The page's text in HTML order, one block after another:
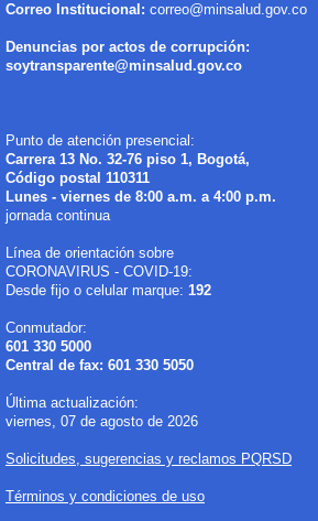
Correo Institucional: correo@minsalud.gov.co
Denuncias por actos de corrupción:
soytransparente@minsalud.gov.co
Punto de atención presencial:
Carrera 13 No. 32-76 piso 1, Bogotá,
Código postal 110311
Lunes - viernes de 8:00 a.m. a 4:00 p.m.
jornada continua
Línea de orientación sobre
CORONAVIRUS - COVID-19:
Desde fijo o celular marque: 192
Conmutador:
601 330 5000
Central de fax: 601 330 5050
Última actualización:
viernes, 07 de agosto de 2026
Solicitudes, sugerencias y reclamos PQRSD
Términos y condiciones de uso